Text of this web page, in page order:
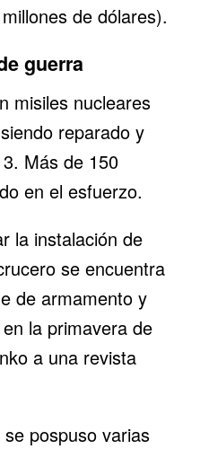
de dólares).
guerra
misiles nucleares
reparado y
Más de 150
en el esfuerzo.
la instalación de
se encuentra
de armamento y
la primavera de
a una revista
pospuso varias